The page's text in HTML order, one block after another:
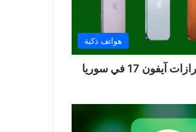
هواتف ذكية
17 في سوريا